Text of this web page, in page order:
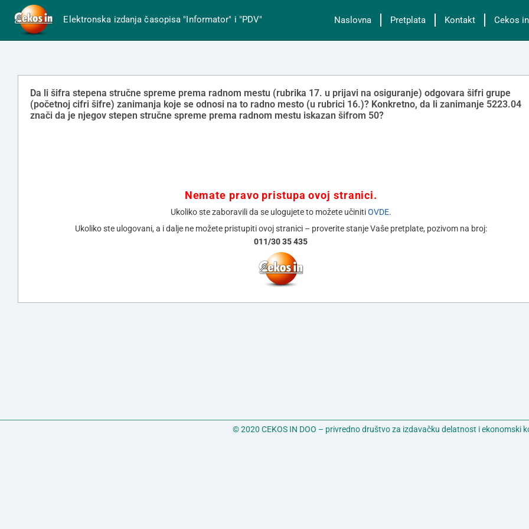
Elektronska izdanja časopisa "Informator" i "PDV" Naslovna Pretplata Kontakt Cekos in
Da li šifra stepena stručne spreme prema radnom mestu (rubrika 17. u prijavi na osiguranje) odgovara šifri grupe
(početnoj cifri šifre) zanimanja koje se odnosi na to radno mesto (u rubrici 16.)? Konkretno, da li zanimanje 5223.04
znači da je njegov stepen stručne spreme prema radnom mestu iskazan šifrom 50?
Nemate pravo pristupa ovoj stranici.
Ukoliko ste zaboravili da se ulogujete to možete učinitiOVDE.
Ukoliko ste ulogovani, a i dalje ne možete pristupiti ovoj stranici – proverite stanje Vaše pretplate, pozivom na broj:
011/30 35 435
© 2020 CEKOS IN DOO – privredno društvo za izdavačku delatnost i ekonomski